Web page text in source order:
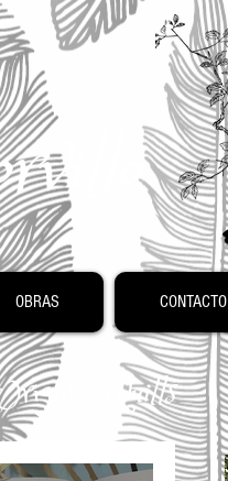
OBRAS CONTACTO
- Quills